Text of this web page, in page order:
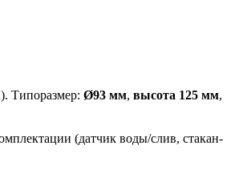
Типоразмер: Ø93 мм, высота 125 мм,
(датчик воды/слив, стакан-